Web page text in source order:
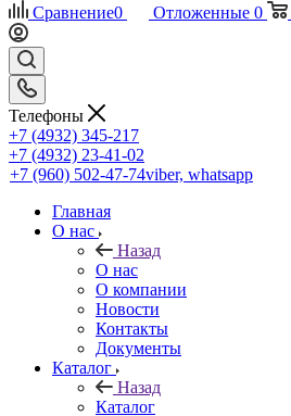
Сравнение0 Отложенные 0
Телефоны
+7 (4932) 345-217
+7 (4932) 23-41-02
+7 (960) 502-47-74viber, whatsapp
Главная
О нас
Назад
О нас
О компании
Новости
Контакты
Документы
Каталог
Назад
Каталог